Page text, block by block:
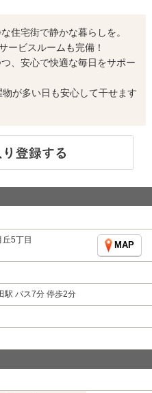
住宅街で静かな暮らしを。
ービスルームも完備！
、安心で快適な毎日をサポー
が多い日も安心して干せます
丘5丁目
MAP
駅 バス7分 停歩2分